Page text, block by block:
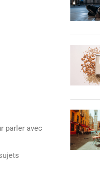
parler avec